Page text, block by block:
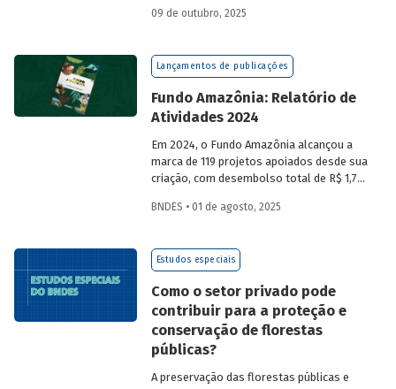
por projetos de redução de emissões
MMA realizaram uma consulta pública
sobre a certificação de carbono no
contribuições da sociedade civil,
especialistas e entidades do setor
visando avaliar os desafios e
oportunidades desse mercado. Conheça
os resultados.
09 de outubro, 2025
Lançamentos de publicações
Fundo Amazônia: Relatório de
Atividades 2024
Em 2024, o Fundo Amazônia alcançou a
marca de 119 projetos apoiados desde sua
criação, com desembolso total de R$ 1,76
sua atuação e os projetos estão reunidas
BNDES • 01 de agosto, 2025
Estudos especiais
Como o setor privado pode
contribuir para a proteção e
conservação de florestas
públicas?
A preservação das florestas públicas e